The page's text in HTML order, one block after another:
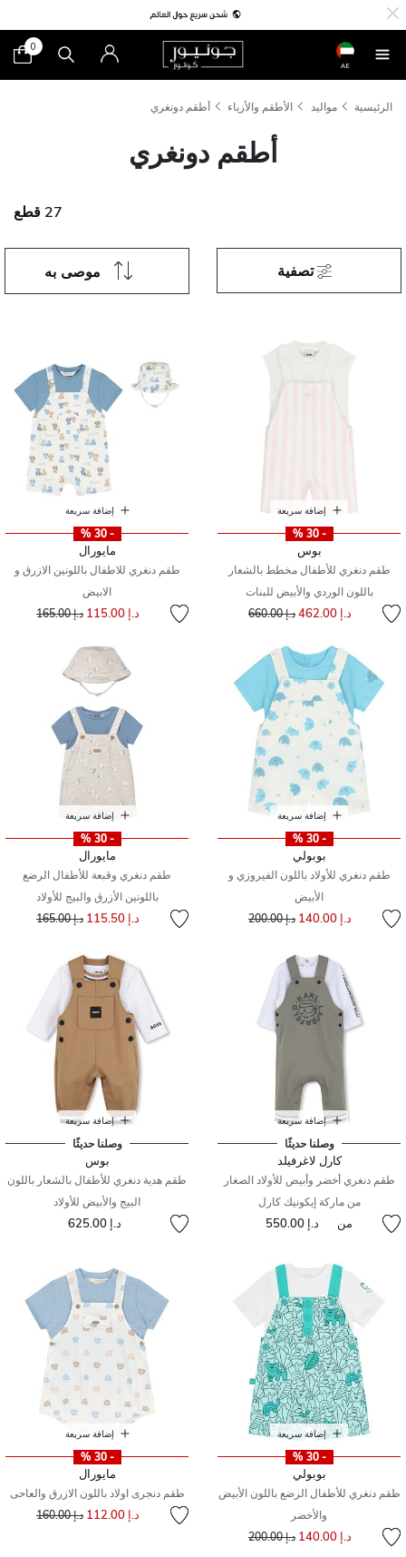
AE
0
الرئيسية مواليد الأطقم والأزياء أطقم دونغري
أطقم دونغري
27 قطع
موصى به تصفية
إضافة سريعة
- 30 %
بوس
طقم دنغري للأطفال مخطط بالشعار
باللون الوردي والأبيض للبنات
د.إ 462.00 سعر مخفض مند.إ 660.00
إضافة سريعة
- 30 %
مايورال
طقم دنغري للاطفال باللونين الازرق و
الابيض
د.إ 115.00 سعر مخفض من
د.إ 165.00 إلى
إضافة سريعة
- 30 %
بوبولي
طقم دنغري للأولاد باللون الفيروزي و
الأبيض
د.إ 140.00 سعر مخفض مند.إ 200.00
إضافة سريعة
- 30 %
مايورال
طقم دنغري وقبعة للأطفال الرضع
باللونين الأزرق والبيج للأولاد
د.إ 115.50 سعر مخفض من
د.إ 165.00 إلى
إضافة سريعة
وصلنا حديثًا
كارل لاغرفيلد
طقم دنغري أخضر وأبيض للأولاد الصغار
من ماركة إيكونيك كارل
من د.إ 550.00
إضافة سريعة
وصلنا حديثًا
بوس
طقم هدية دنغري للأطفال بالشعار باللون
البيج والأبيض للأولاد
د.إ 625.00
إضافة سريعة
- 30 %
بوبولي
طقم دنغري للأطفال الرضع باللون الأبيض
والأخضر
د.إ 140.00 سعر مخفض مند.إ 200.00
إضافة سريعة
- 30 %
مايورال
طقم دنجرى اولاد باللون الازرق والعاحى
د.إ 112.00 سعر مخفض من
د.إ 160.00 إلى